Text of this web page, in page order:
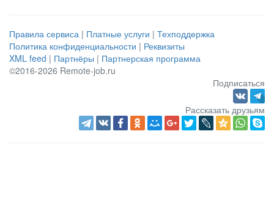
Правила сервиса | Платные услуги | Техподдержка
Политика конфиденциальности | Реквизиты
XML feed | Партнёры | Партнерская программа
©2016-2026 Remote-job.ru
Подписаться
Рассказать друзьям